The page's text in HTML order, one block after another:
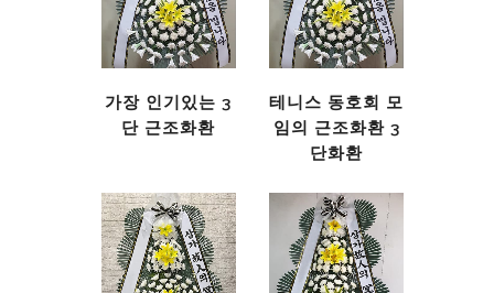
가장 인기있는 3
단 근조화환
테니스 동호회 모
임의 근조화환 3
단화환